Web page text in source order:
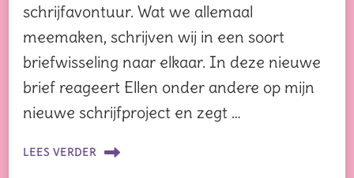
schrijfavontuur. Wat we allemaal
meemaken, schrijven wij in een soort
briefwisseling naar elkaar. In deze nieuwe
brief reageert Ellen onder andere op mijn
nieuwe schrijfproject en zegt …
LEES VERDER